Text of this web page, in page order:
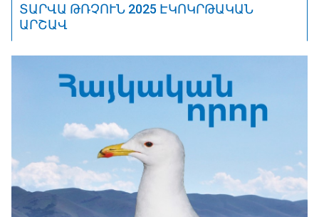
ՏԱՐՎԱ ԹՌՉՈՒՆ 2025 ԷԿՈԿՐԹԱԿԱՆ
ԱՐՇԱՎ